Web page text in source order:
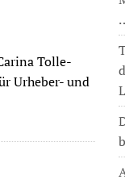
Tolle-
Urheber- und